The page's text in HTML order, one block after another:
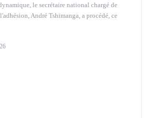
le secrétaire national chargé de
André Tshimanga, a procédé, ce